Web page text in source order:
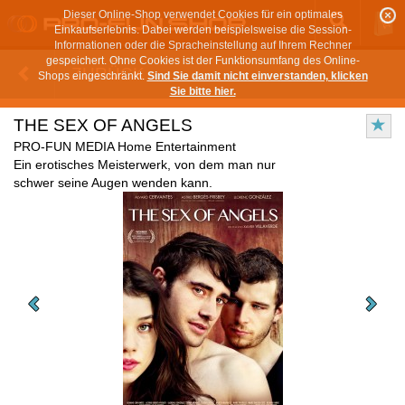
Dieser Online-Shop verwendet Cookies für ein optimales
Einkaufserlebnis. Dabei werden beispielsweise die Session-
Informationen oder die Spracheinstellung auf Ihrem Rechner
gespeichert. Ohne Cookies ist der Funktionsumfang des Online-
Shops eingeschränkt. Sind Sie damit nicht einverstanden, klicken
Sie bitte hier.
ZURÜCK
THE SEX OF ANGELS
PRO-FUN MEDIA Home Entertainment
Ein erotisches Meisterwerk, von dem man nur
schwer seine Augen wenden kann.